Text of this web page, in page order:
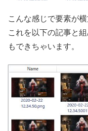
こんな感じで要素が横
これを以下の記事と
もできちゃいます。